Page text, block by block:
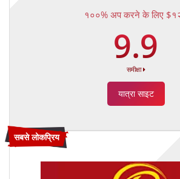
१००% अप करने के लिए
9.9
समीक्षा
यात्रा साइट
सबसे लोकप्रिय